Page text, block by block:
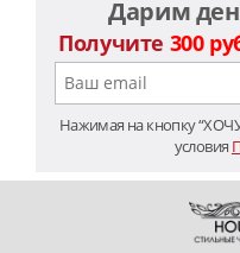
Дарим
Получите 300
Нажимая на кнопку
условия